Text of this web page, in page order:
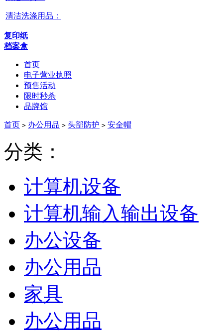
清洁洗涤用品：
复印纸
档案盒
首页
电子营业执照
预售活动
限时秒杀
品牌馆
首页 > 办公用品 > 头部防护 > 安全帽
分类：
计算机设备
计算机输入输出设备
办公设备
办公用品
家具
办公用品